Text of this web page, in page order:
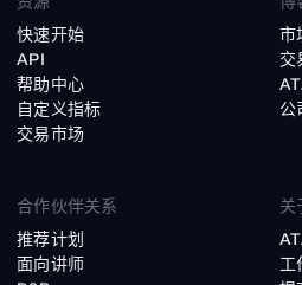
快速开始
API
帮助中心
自定义指标
交易市场
市
交
公
合作伙伴关系
推荐计划
面向讲师
关
工